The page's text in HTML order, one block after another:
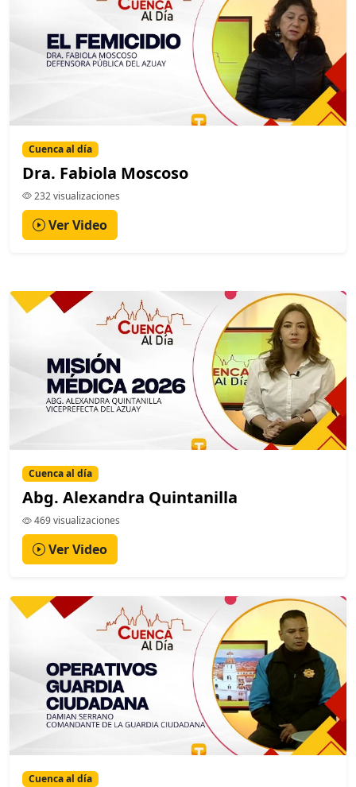
Cuenca al día
Dra. Fabiola Moscoso
232 visualizaciones
Ver Video
Cuenca al día
Abg. Alexandra Quintanilla
469 visualizaciones
Ver Video
Cuenca al día